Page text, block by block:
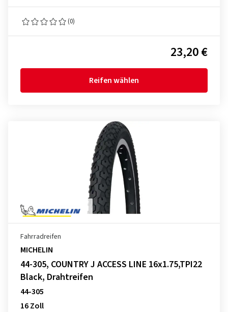
(0)
23,20 €
Reifen wählen
Fahrradreifen
MICHELIN
44-305, COUNTRY J ACCESS LINE 16x1.75,TPI22
Black, Drahtreifen
44-305
16 Zoll